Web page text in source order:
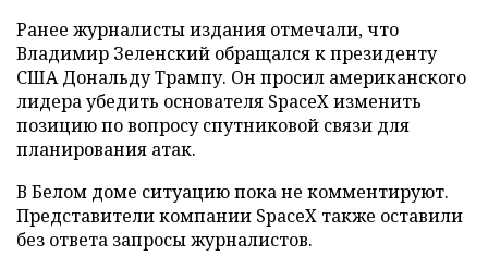
Ранее журналисты издания отмечали, что
Владимир Зеленский обращался к президенту
США Дональду Трампу. Он просил американского
лидера убедить основателя SpaceX изменить
позицию по вопросу спутниковой связи для
планирования атак.
В Белом доме ситуацию пока не комментируют.
Представители компании SpaceX также оставили
без ответа запросы журналистов.